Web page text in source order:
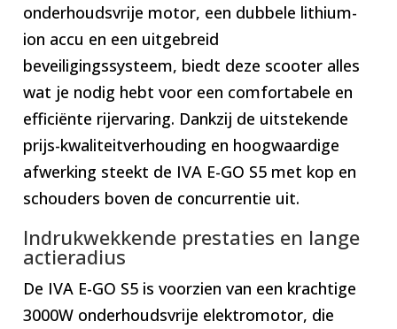
onderhoudsvrije motor, een dubbele lithium-
ion accu en een uitgebreid
beveiligingssysteem, biedt deze scooter alles
wat je nodig hebt voor een comfortabele en
efficiënte rijervaring. Dankzij de uitstekende
prijs-kwaliteitverhouding en hoogwaardige
afwerking steekt de IVA E-GO S5 met kop en
schouders boven de concurrentie uit.
Indrukwekkende prestaties en lange
actieradius
De IVA E-GO S5 is voorzien van een krachtige
3000W onderhoudsvrije elektromotor, die